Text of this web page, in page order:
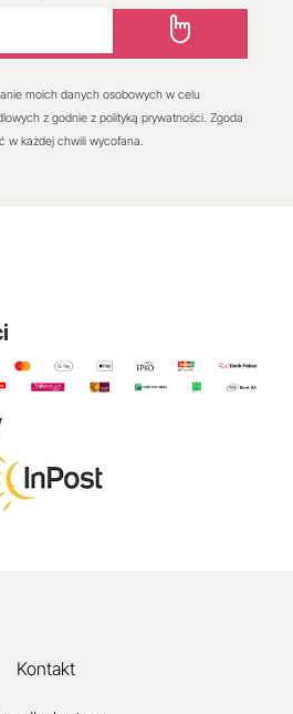
moich danych osobowych w celu
z godnie z polityką prywatności. Zgoda
w każdej chwili wycofana.
Kontakt